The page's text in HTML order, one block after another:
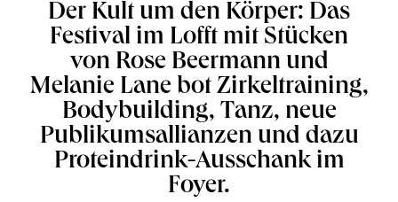
Der Kult um den Körper: Das
Festival im Lofft mit Stücken
von Rose Beermann und
Melanie Lane bot Zirkeltraining,
Bodybuilding, Tanz, neue
Publikumsallianzen und dazu
Proteindrink-Ausschank im
Foyer.